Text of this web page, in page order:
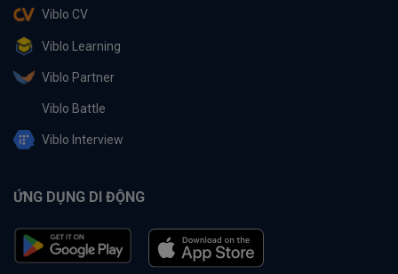
Viblo CV
Viblo Learning
Viblo Partner
Viblo Battle
Viblo Interview
ỨNG DỤNG DI ĐỘNG